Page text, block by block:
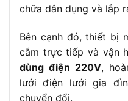
chữa dân dụng và lắp
Bên cạnh đó, thiết bị
cắm trực tiếp và vận
dùng điện 220V,
lưới điện lưới gia
chuyển đổi.